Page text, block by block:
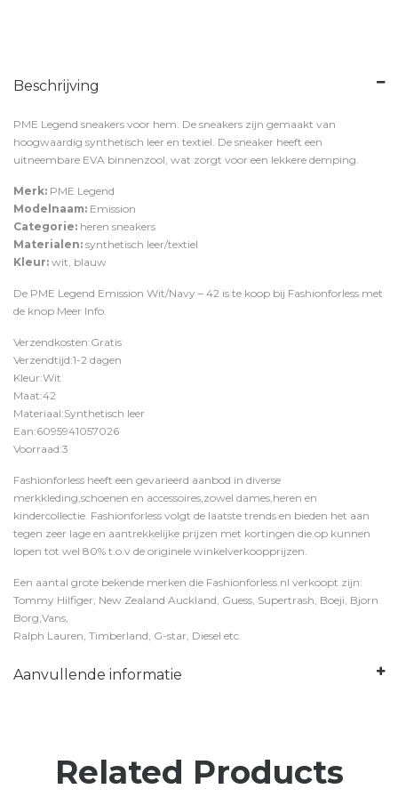
Beschrijving
PME Legend sneakers voor hem. De sneakers zijn gemaakt van
hoogwaardig synthetisch leer en textiel. De sneaker heeft een
uitneembare EVA binnenzool, wat zorgt voor een lekkere demping.
Merk: PME Legend
Modelnaam: Emission
Categorie: heren sneakers
Materialen: synthetisch leer/textiel
Kleur: wit, blauw
De PME Legend Emission Wit/Navy – 42 is te koop bij Fashionforless met
de knop Meer Info.
Verzendkosten:Gratis
Verzendtijd:1-2 dagen
Kleur:Wit
Maat:42
Materiaal:Synthetisch leer
Ean:6095941057026
Voorraad:3
Fashionforless heeft een gevarieerd aanbod in diverse
merkkleding,schoenen en accessoires,zowel dames,heren en
kindercollectie. Fashionforless volgt de laatste trends en bieden het aan
tegen zeer lage en aantrekkelijke prijzen met kortingen die op kunnen
lopen tot wel 80% t.o.v de originele winkelverkoopprijzen.
Een aantal grote bekende merken die Fashionforless.nl verkoopt zijn:
Tommy Hilfiger, New Zealand Auckland, Guess, Supertrash, Boeji, Bjorn
Borg,Vans,
Ralph Lauren, Timberland, G-star, Diesel etc.
Aanvullende informatie
Related Products